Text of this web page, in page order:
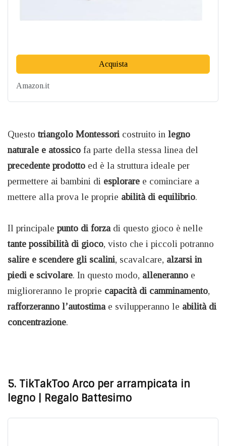
Acquista
Amazon.it
Questo triangolo Montessoricostruito in legno
naturale e atossico fa parte della stessa linea del
precedente prodotto ed è la struttura ideale per
permettere ai bambini di esplorare e cominciare a
mettere alla prova le proprie abilità di equilibrio.
Il principale punto di forzadi questo gioco è nelle
tante possibilità di gioco, visto che i piccoli potranno
salire e scendere gli scalini, scavalcare, alzarsi in
piedi e scivolare. In questo modo, alleneranno e
miglioreranno le proprie capacità di camminamento,
rafforzeranno l’autostimae svilupperanno le abilità di
concentrazione.
5. TikTakToo Arco per arrampicata in
legno
| Regalo Battesimo